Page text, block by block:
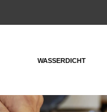
WASSERDICHT